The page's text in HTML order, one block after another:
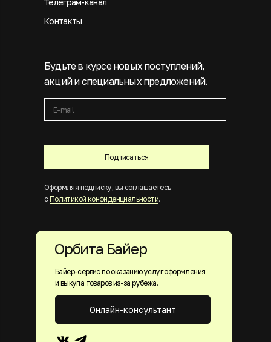
Подписаться
Будьте в курсе новых поступлений,
акций и специальных предложений.
Оформляя подписку, вы соглашаетесь
с Политикой конфиденциальности.
Телеграм-канал
Контакты
Байер-сервис по оказанию услуг оформления
и выкупа товаров из-за рубежа.
Онлайн-консультант
Орбита Байер